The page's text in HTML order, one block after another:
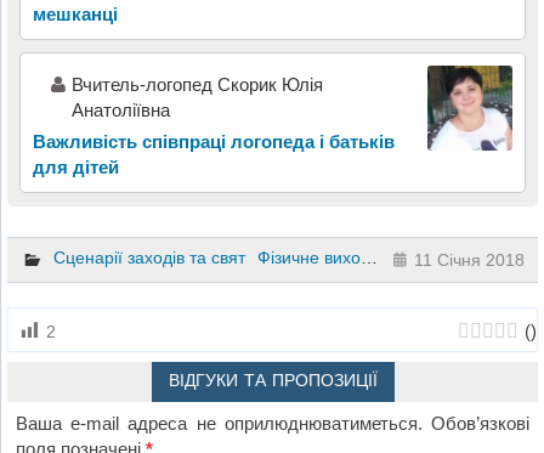
мешканці
Вчитель-логопед Скорик Юлія
Анатоліївна
Важливість співпраці логопеда і батьків
для дітей
Сценарії заходів та свят Фізичне виховання 2 клас
11 Січня 2018
2 ()
ВІДГУКИ ТА ПРОПОЗИЦІЇ
Ваша e-mail адреса не оприлюднюватиметься. Обов’язкові